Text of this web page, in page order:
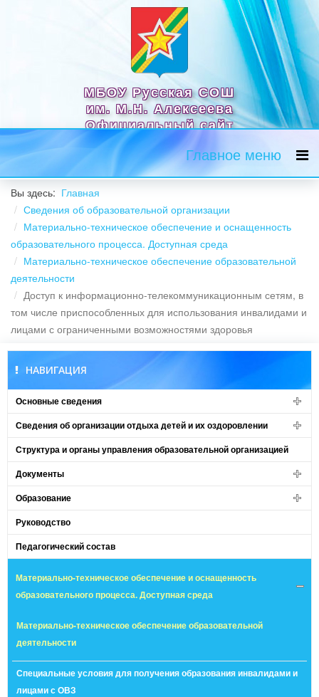
МБОУ Русская СОШ
им. М.Н. Алексеева
Официальный сайт
Главное меню
Вы здесь: Главная
Сведения об образовательной организации
Материально-техническое обеспечение и оснащенность
образовательного процесса. Доступная среда
Материально-техническое обеспечение образовательной
деятельности
Доступ к информационно-телекоммуникационным сетям, в
том числе приспособленных для использования инвалидами и
лицами с ограниченными возможностями здоровья
НАВИГАЦИЯ
Основные сведения
Сведения об организации отдыха детей и их оздоровлении
Структура и органы управления образовательной организацией
Документы
Образование
Руководство
Педагогический состав
Материально-техническое обеспечение и оснащенность
образовательного процесса. Доступная среда
Материально-техническое обеспечение образовательной
деятельности
Специальные условия для получения образования инвалидами и
лицами с ОВЗ